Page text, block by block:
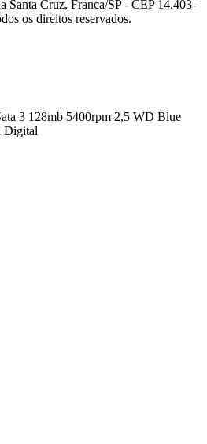
Cruz, Franca/SP - CEP 14.403-
os direitos reservados.
3 128mb 5400rpm 2,5 WD Blue
Digital